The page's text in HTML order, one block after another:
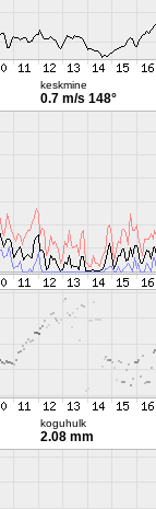
keskmine
0.7 m/s 148°
koguhulk
2.08 mm